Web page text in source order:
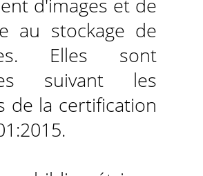
d'images et de
au stockage de
Elles sont
suivant les
de la certification